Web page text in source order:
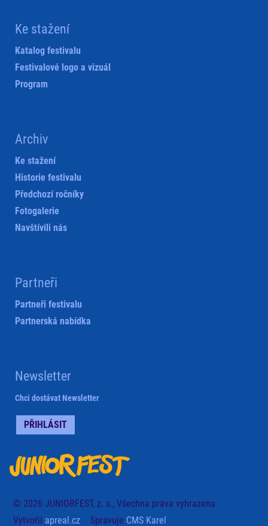
Ke stažení
Katalog festivalu
Festivalové logo a vizuál
Program
Archiv
Ke stažení
Historie festivalu
Předchozí ročníky
Fotogalerie
Navštívili nás
Partneři
Partneři festivalu
Partnerská nabídka
Newsletter
Chci dostávat Newsletter
PŘIHLÁSIT
© 2026 JUNIORFEST, z. s., Všechna práva vyhrazena
Vytvořil apreal.cz Spravuje CMS Karel